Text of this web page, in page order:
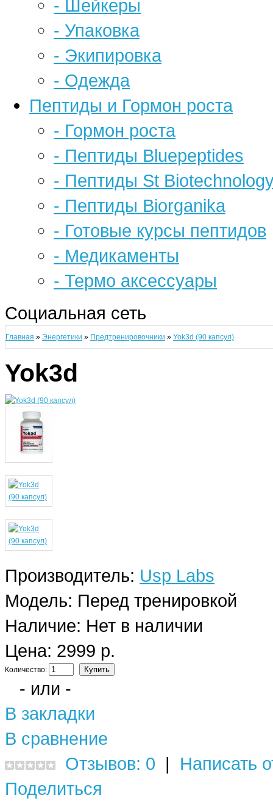
- Шейкеры
- Упаковка
- Экипировка
- Одежда
Пептиды и Гормон роста
- Гормон роста
- Пептиды Bluepeptides
- Пептиды St
- Пептиды Biorganika
- Готовые курсы пептидов
- Медикаменты
- Термо аксессуары
Социальная сеть
Главная » Энергетики » Предтренировочники » Yok3d (90 капсул)
Yok3d
Производитель: Usp Labs
Модель: Перед тренировкой
Наличие: Нет в наличии
Цена: 2999 р.
Количество:
- или -
В закладки
В сравнение
Отзывов: 0 | Написать
Поделиться